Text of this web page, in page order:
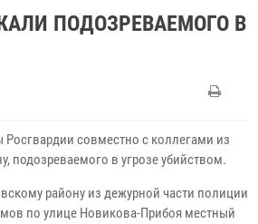
ПОДОЗРЕВАЕМОГО В
совместно с коллегами из
в угрозе убийством.
району из дежурной части полиции
по улице Новикова-Прибоя местный